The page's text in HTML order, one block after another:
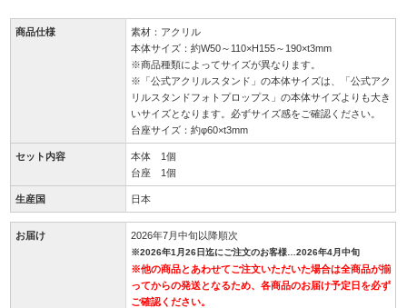
商品仕様
素材：アクリル
本体サイズ：約W50～110×H155～190×t3mm
※商品種類によってサイズが異なります。
※「公式アクリルスタンド」の本体サイズは、「公式アク
リルスタンドフォトプロップス」の本体サイズよりも大き
いサイズとなります。必ずサイズ感をご確認ください。
台座サイズ：約φ60×t3mm
セット内容
本体 1個
台座 1個
生産国 日本
お届け 2026年7月中旬以降順次
※2026年1月26日迄にご注文のお客様…2026年4月中旬
※他の商品とあわせてご注文いただいた場合は全商品が揃
ってからの発送となるため、各商品のお届け予定日を必ず
ご確認ください。